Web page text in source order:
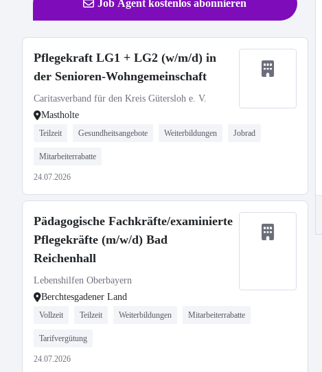
Job Agent kostenlos abonnieren
Pflegekraft LG1 + LG2 (w/m/d) in
der Senioren-Wohngemeinschaft
Caritasverband für den Kreis Gütersloh e. V.
Mastholte
Teilzeit Gesundheitsangebote Weiterbildungen Jobrad
Mitarbeiterrabatte
24.07.2026
Pädagogische Fachkräfte/examinierte
Pflegekräfte (m/w/d) Bad
Reichenhall
Lebenshilfen Oberbayern
Berchtesgadener Land
Vollzeit Teilzeit Weiterbildungen Mitarbeiterrabatte
Tarifvergütung
24.07.2026